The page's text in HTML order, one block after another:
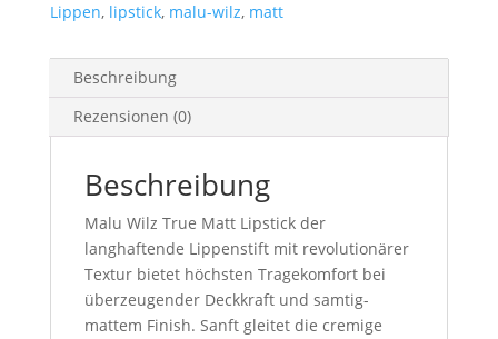
Lippen, lipstick, malu-wilz, matt
Beschreibung
Rezensionen (0)
Beschreibung
Malu Wilz True Matt Lipstick der
langhaftende Lippenstift mit revolutionärer
Textur bietet höchsten Tragekomfort bei
überzeugender Deckkraft und samtig-
mattem Finish. Sanft gleitet die cremige